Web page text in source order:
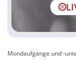
Mondaufgänge und -